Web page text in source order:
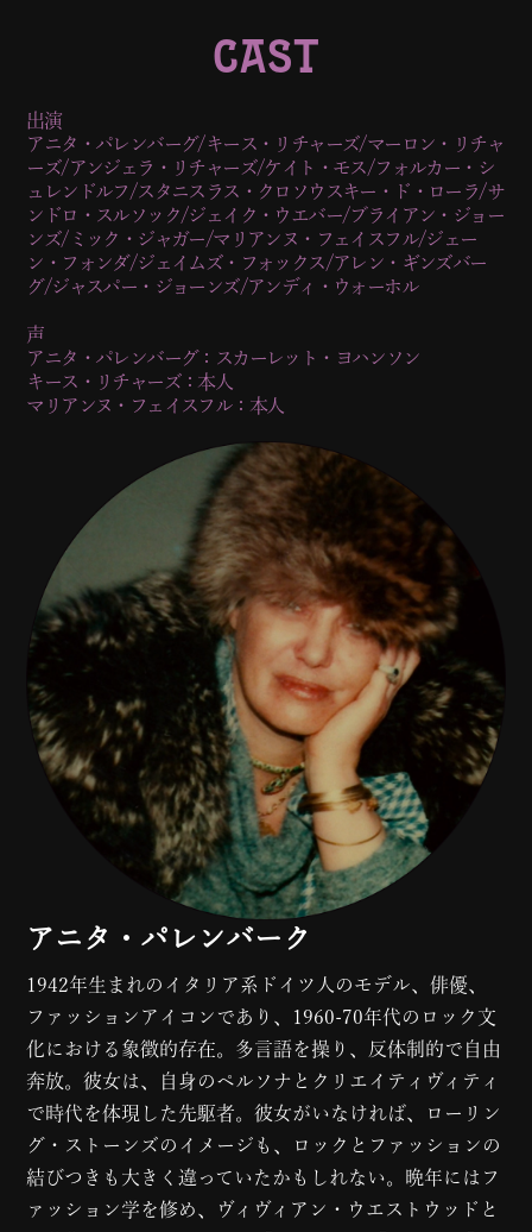
CAST
出演
アニタ・パレンバーグ/キース・リチャーズ/マーロン・リチャ
ーズ/アンジェラ・リチャーズ/ケイト・モス/フォルカー・シ
ュレンドルフ/スタニスラス・クロソウスキー・ド・ローラ/サ
ンドロ・スルソック/ジェイク・ウエバー/ブライアン・ジョー
ンズ/ミック・ジャガー/マリアンヌ・フェイスフル/ジェー
ン・フォンダ/ジェイムズ・フォックス/アレン・ギンズバー
グ/ジャスパー・ジョーンズ/アンディ・ウォーホル
声
アニタ・パレンバーグ：スカーレット・ヨハンソン
キース・リチャーズ：本人
マリアンヌ・フェイスフル：本人
アニタ・パレンバーク
1942年生まれのイタリア系ドイツ人のモデル、俳優、
ファッションアイコンであり、1960-70年代のロック文
化における象徴的存在。多言語を操り、反体制的で自由
奔放。彼女は、自身のペルソナとクリエイティヴィティ
で時代を体現した先駆者。彼女がいなければ、ローリン
グ・ストーンズのイメージも、ロックとファッションの
結びつきも大きく違っていたかもしれない。晩年にはフ
ァッション学を修め、ヴィヴィアン・ウエストウッドと